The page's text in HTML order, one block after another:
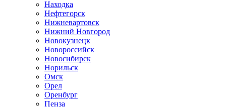
Находка
Нефтегорск
Нижневартовск
Нижний Новгород
Новокузнецк
Новороссийск
Новосибирск
Норильск
Омск
Орел
Оренбург
Пенза